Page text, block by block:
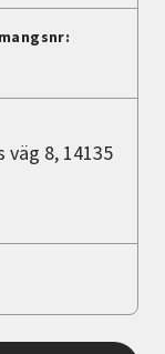
väg 8, 14135